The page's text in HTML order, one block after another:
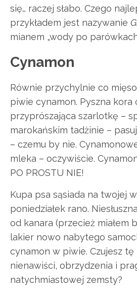
się… raczej słabo. Czego
przykładem jest nazywanie
mianem „wody po
Cynamon
Równie przychylnie co
piwie cynamon. Pyszna kora
przyprószająca szarlotkę –
marokańskim tadżinie –
– czemu by nie.
mleka – oczywiście.
PO PROSTU NIE!
Kupa psa sąsiada na twojej
poniedziałek rano.
od kanara (przecież miałem
lakier nowo nabytego
cynamon w piwie. Czujesz tę
nienawiści, obrzydzenia i
natychmiastowej zemsty?